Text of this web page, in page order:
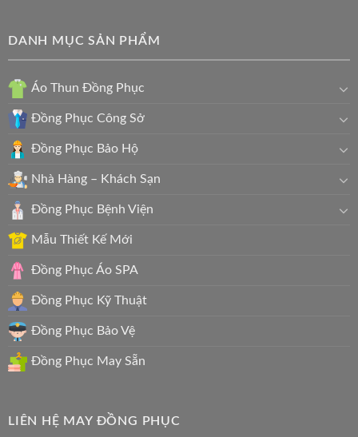
DANH MỤC SẢN PHẨM
Áo Thun Đồng Phục
Đồng Phục Công Sở
Đồng Phục Bảo Hộ
Nhà Hàng – Khách Sạn
Đồng Phục Bệnh Viện
Mẫu Thiết Kế Mới
Đồng Phục Áo SPA
Đồng Phục Kỹ Thuật
Đồng Phục Bảo Vệ
Đồng Phục May Sẵn
LIÊN HỆ MAY ĐỒNG PHỤC